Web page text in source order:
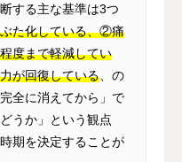
する主な基準は3つ
た化している、②痛
度まで軽減してい
が回復している 、の
全に消えてから」で
うか」という観点
期を決定することが